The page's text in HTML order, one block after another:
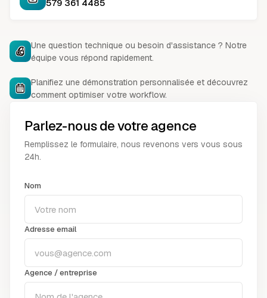
579 361 4485
Une question technique ou besoin d'assistance ? Notre
équipe vous répond rapidement.
Planifiez une démonstration personnalisée et découvrez
comment optimiser votre workflow.
Parlez-nous de votre agence
Remplissez le formulaire, nous revenons vers vous sous
24h.
Nom
Adresse email
Agence / entreprise